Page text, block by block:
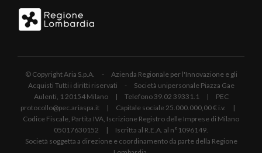
© Copyright Aria S.p.A. - Azienda Regionale per l'Innovazione e gli
Acquisti Tutti i diritti riservati - Società unipersonale Piazza Gae
Aulenti, 1 20154 Milano | Telefono 39.02 39331.1 | PEC
protocollo@pec.ariaspa.it | Capitale sociale 25.000.000,00 € i.v. |
Codice Fiscale, Partita IVA, Iscrizione Registro delle Imprese di Milano
05017630152 | Iscritta al R.E.A. al n°1096149.
Società soggetta a direzione e coordinamento da parte della Regione